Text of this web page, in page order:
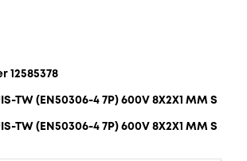
12585378
TW (EN50306-4 7P) 600V 8X2X1 MM S
TW (EN50306-4 7P) 600V 8X2X1 MM S